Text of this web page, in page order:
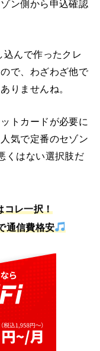
ン側から申込確認
んで作ったクレ
で、わざわざ他で
りませんね。
トカードが必要に
気で定番のセゾン
くはない選択肢だ
レ一択！
通信費格安